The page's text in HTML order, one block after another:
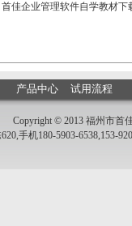
首佳企业管理软件自学教材下
产品中心 试用流程
Copyright © 2013 福州市首
机180-5903-6538,153-